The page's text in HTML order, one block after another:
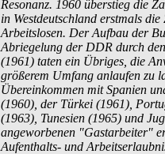
Resonanz. 1960 überstieg die
in Westdeutschland erstmals
Arbeitslosen. Der Aufbau der
Abriegelung der DDR durch
(1961) taten ein Übriges, die
größerem Umfang anlaufen zu
Übereinkommen mit Spanien
(1960), der Türkei (1961),
(1963), Tunesien (1965) und
angeworbenen "Gastarbeiter"
Aufenthalts- und